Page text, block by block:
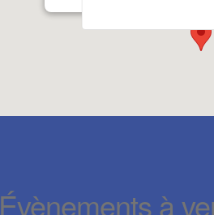
Évènements à